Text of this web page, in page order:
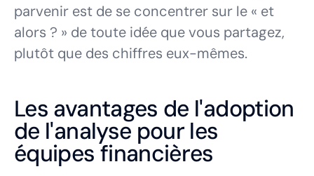
parvenir est de se concentrer sur le « et
alors ? » de toute idée que vous partagez,
plutôt que des chiffres eux-mêmes.
Les avantages de l'adoption
de l'analyse pour les
équipes financières